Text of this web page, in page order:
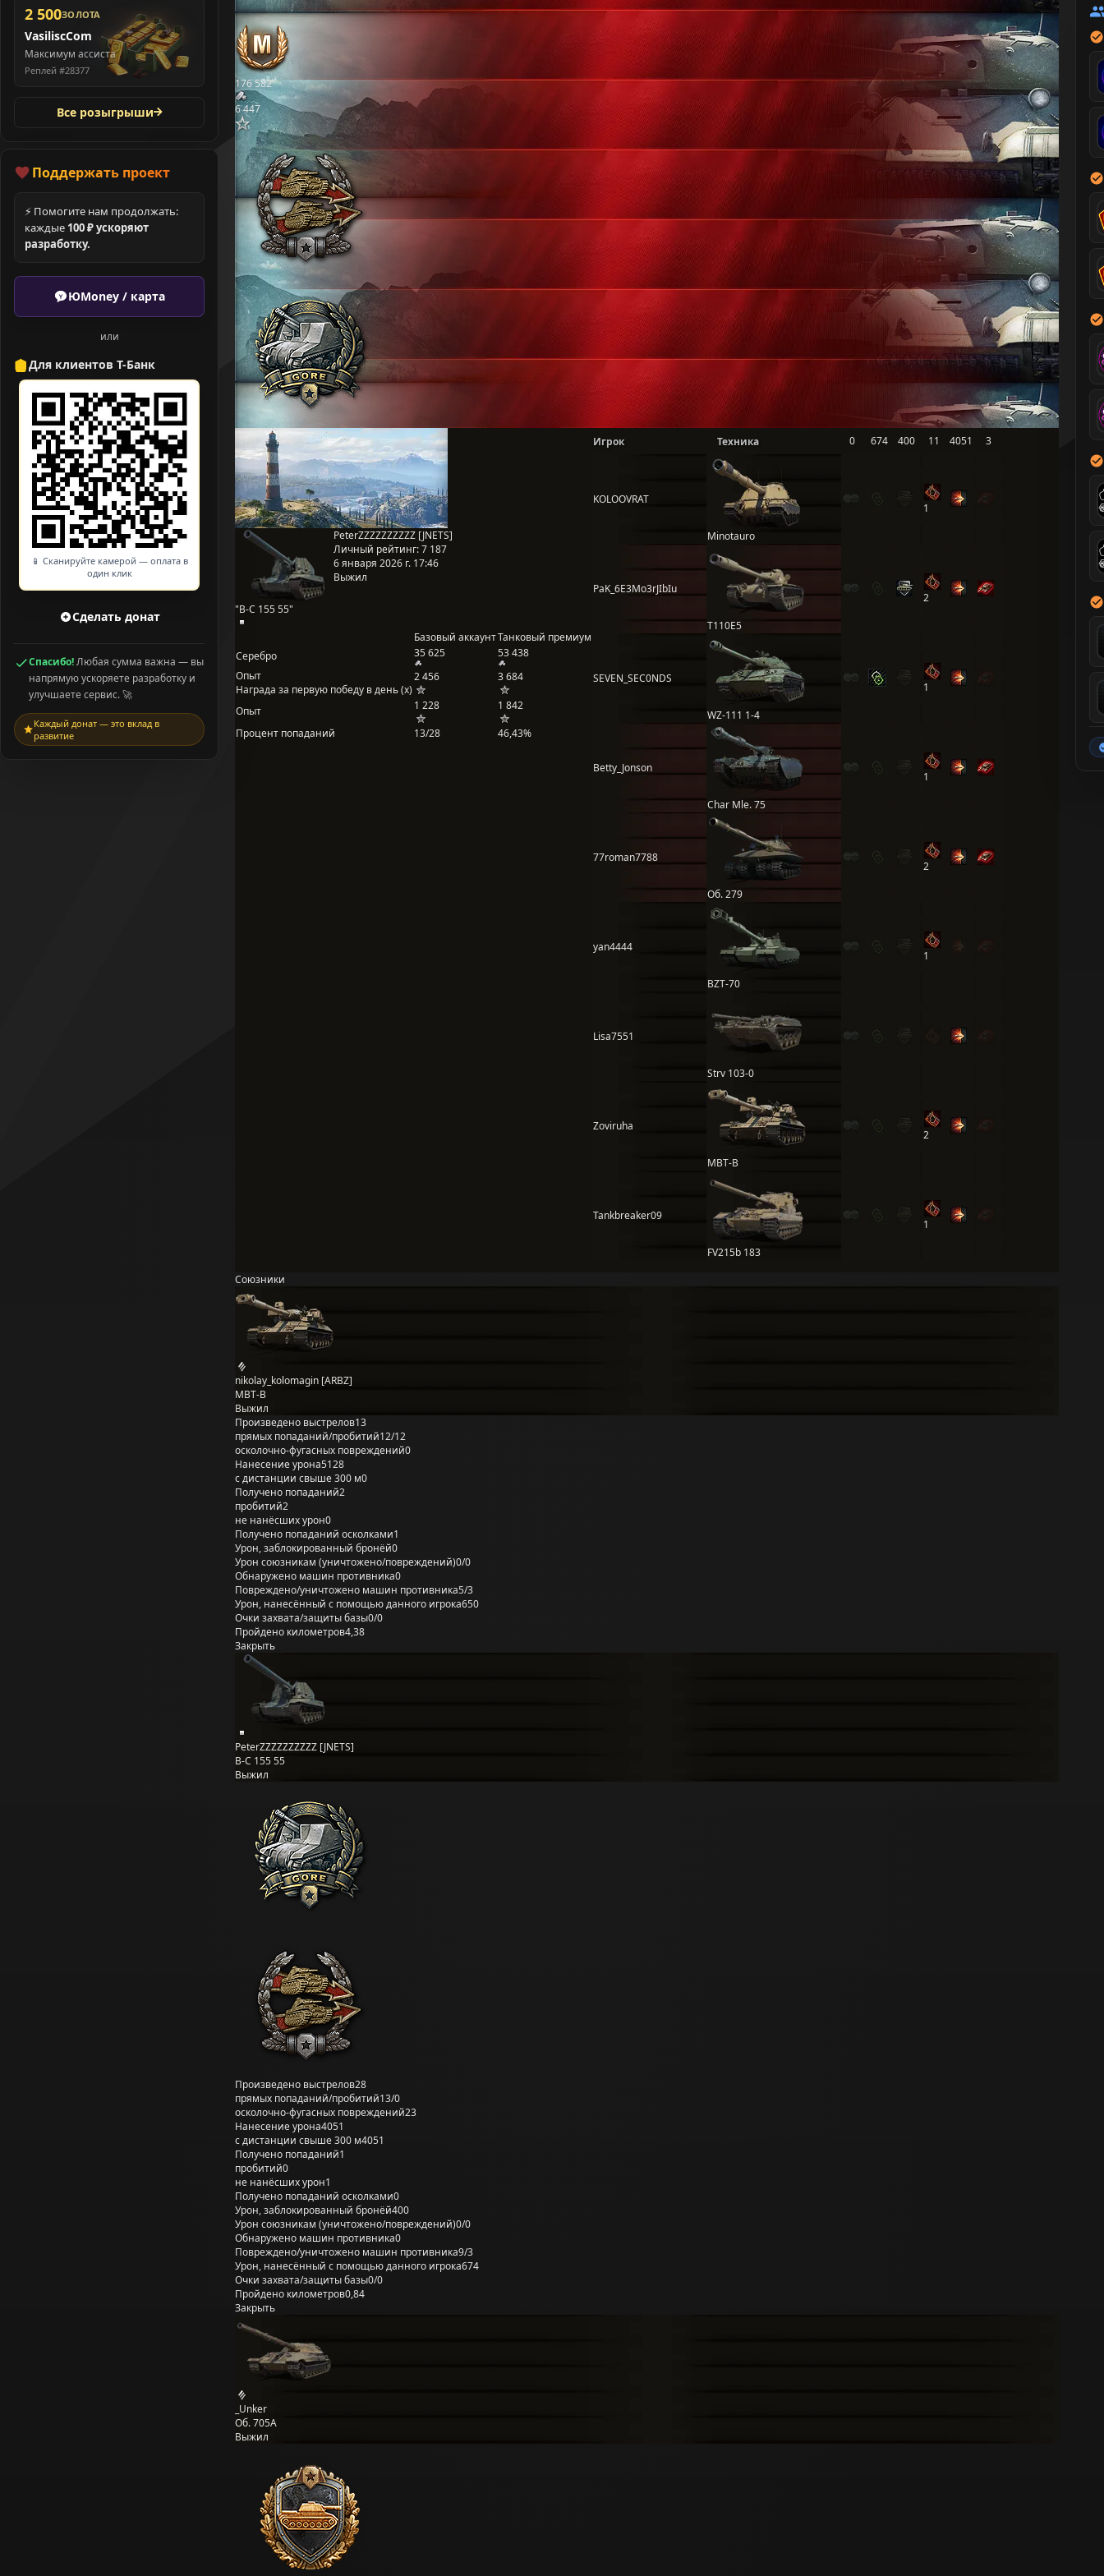
2 500ЗОЛОТА
VasiliscCom
Максимум ассиста
Реплей #28377
Все розыгрыши
Поддержать проект
⚡ Помогите нам продолжать:
каждые 100 ₽ ускоряют
разработку.
ЮMoney / карта
или
Для клиентов Т-Банк
📱 Сканируйте камерой — оплата в
один клик
Сделать донат
Спасибо!Любая сумма важна — вы
напрямую ускоряете разработку и
улучшаете сервис. 🚀
Каждый донат — это вклад в
развитие
176 582
6 447
"B-C 155 55"
PeterZZZZZZZZZZ [JNETS]
Личный рейтинг:7 187
6 января 2026 г. 17:46
Выжил
Базовый аккаунтТанковый премиум
Серебро
35 625
53 438
Опыт
Награда за первую победу в день (x)
2 456 3 684
Опыт 1 228
1 842
Процент попаданий
13/28 46,43%
Игрок Техника 0 674 400 11 4051 3
KOLOOVRAT
Minotauro
1
PaK_6E3Mo3rJIbIu
T110E5
2
SEVEN_SEC0NDS
WZ-111 1-4
1
Betty_Jonson
Char Mle. 75
1
77roman7788
Об. 279
2
yan4444
BZT-70
1
Lisa7551
Strv 103-0
Zoviruha
MBT-B
2
Tankbreaker09
FV215b 183
1
Союзники
nikolay_kolomagin [ARBZ]
MBT-B
Выжил
Произведено выстрелов13
прямых попаданий/пробитий12/12
осколочно-фугасных повреждений0
Нанесение урона5128
с дистанции свыше 300 м0
Получено попаданий2
пробитий2
не нанёсших урон0
Получено попаданий осколками1
Урон, заблокированный бронёй0
Урон союзникам (уничтожено/повреждений)0/0
Обнаружено машин противника0
Повреждено/уничтожено машин противника5/3
Урон, нанесённый с помощью данного игрока650
Очки захвата/защиты базы0/0
Пройдено километров4,38
Закрыть
PeterZZZZZZZZZZ [JNETS]
B-C 155 55
Выжил
Произведено выстрелов28
прямых попаданий/пробитий13/0
осколочно-фугасных повреждений23
Нанесение урона4051
с дистанции свыше 300 м4051
Получено попаданий1
пробитий0
не нанёсших урон1
Получено попаданий осколками0
Урон, заблокированный бронёй400
Урон союзникам (уничтожено/повреждений)0/0
Обнаружено машин противника0
Повреждено/уничтожено машин противника9/3
Урон, нанесённый с помощью данного игрока674
Очки захвата/защиты базы0/0
Пройдено километров0,84
Закрыть
_Unker
Об. 705А
Выжил